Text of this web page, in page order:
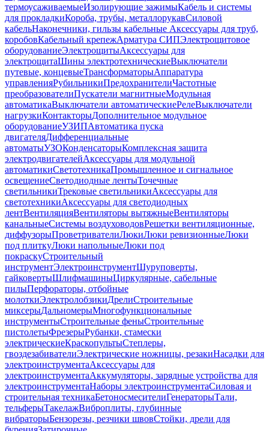
термоусаживаемыеИзолирующие зажимыКабель и системы
для прокладкиКороба, трубы, металлорукавСиловой
кабельНаконечники, гильзы кабельные Аксессуары для труб,
коробовКабельный крепежАрматура СИПЭлектрощитовое
оборудованиеЭлектрощитыАксессуары для
электрощитаШины электротехническиеВыключатели
путевые, концевыеТрансформаторыАппаратура
управленияРубильникиПредохранителиЧастотные
преобразователиПускатели магнитныеМодульная
автоматикаВыключатели автоматическиеРелеВыключатели
нагрузкиКонтакторыДополнительное модульное
оборудованиеУЗИПАвтоматика пуска
двигателяДифференциальные
автоматыУЗОКонденсаторыКомплексная защита
электродвигателейАксессуары для модульной
автоматикиСветотехникаПромышленное и сигнальное
освещениеСветодиодные лентыТочечные
светильникиТрековые светильникиАксессуары для
светотехникиАксессуары для светодиодных
лентВентиляцияВентиляторы вытяжныеВентиляторы
канальныеСистемы воздуховодовРешетки вентиляционные,
диффузорыПроветривателиЛюкиЛюки ревизионныеЛюки
под плиткуЛюки напольныеЛюки под
покраскуСтроительный
инструментЭлектроинструментШуруповерты,
гайковертыШлифмашиныЦиркулярные, сабельные
пилыПерфораторы, отбойные
молоткиЭлектролобзикиДрелиСтроительные
миксерыДальномерыМногофункциональные
инструментыСтроительные феныСтроительные
пистолетыФрезерыРубанки, стамески
электрическиеКраскопультыСтеплеры,
гвоздезабивателиЭлектрические ножницы, резакиНасадки для
электроинструментаАксессуары для
электроинструментаАккумуляторы, зарядные устройства для
электроинструментаНаборы электроинструментаСиловая и
строительная техникаБетоносмесителиГенераторыТали,
тельферыТакелажВиброплиты, глубинные
вибраторыБензорезы, резчики швовСтойки, дрели для